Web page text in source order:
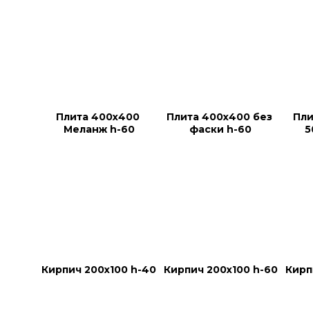
Плита 400х400
Меланж h-60
Плита 400х400 без
фаски h-60
Кирпич 200х100 h-40 Кирпич 200х100 h-60